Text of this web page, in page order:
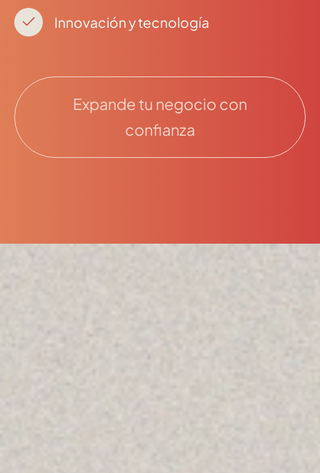
Innovación y tecnología
Expande tu negocio con
confianza